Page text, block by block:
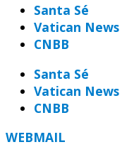
Santa Sé
Vatican News
CNBB
Santa Sé
Vatican News
CNBB
WEBMAIL